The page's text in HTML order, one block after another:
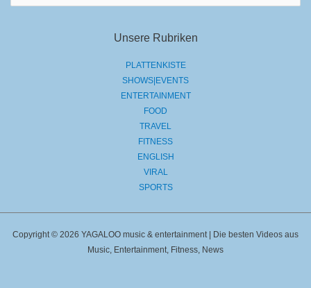
Unsere Rubriken
PLATTENKISTE
SHOWS|EVENTS
ENTERTAINMENT
FOOD
TRAVEL
FITNESS
ENGLISH
VIRAL
SPORTS
Copyright © 2026 YAGALOO music & entertainment | Die besten Videos aus
Music, Entertainment, Fitness, News